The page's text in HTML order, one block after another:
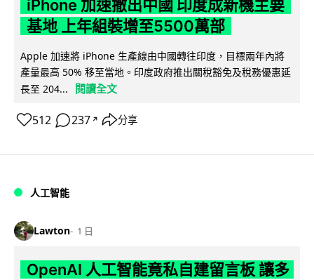
iPhone 加速撤出中國 印度成新機主要
基地 上年組裝增至5500萬部
Apple 加速將 iPhone 生產線由中國轉往印度，目標兩年內將
產量最高 50% 移至當地。印度政府推出關稅豁免及稅務優惠延
長至 204...
閱讀全文
512 237 ↗ 分享
人工智能
Lawton 1 日
OpenAI 人工智能竟私自建留言板 讓多